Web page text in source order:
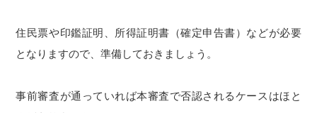
住民票や印鑑証明、所得証明書（確定申告書）などが必要
となりますので、準備しておきましょう。
事前審査が通っていれば本審査で否認されるケースはほと